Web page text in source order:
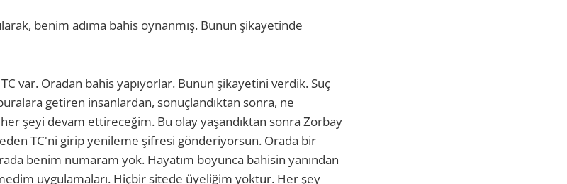
benim adıma bahis oynanmış. Bunun şikayetinde
var. Oradan bahis yapıyorlar. Bunun şikayetini verdik. Suç
getiren insanlardan, sonuçlandıktan sonra, ne
şeyi devam ettireceğim. Bu olay yaşandıktan sonra Zorbay
TC'ni girip yenileme şifresi gönderiyorsun. Orada bir
benim numaram yok. Hayatım boyunca bahisin yanından
uygulamaları. Hiçbir sitede üyeliğim yoktur. Her şey